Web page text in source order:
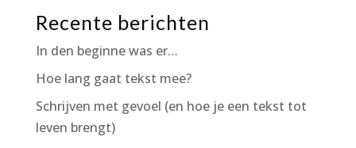
Recente berichten
In den beginne was er…
Hoe lang gaat tekst mee?
Schrijven met gevoel (en hoe je een tekst tot
leven brengt)